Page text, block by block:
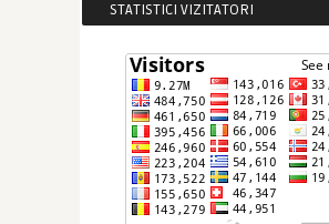
STATISTICI VIZITATORI